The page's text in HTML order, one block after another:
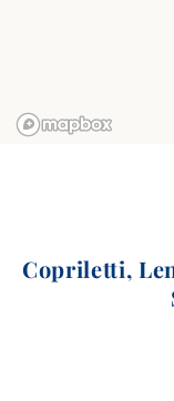
Copriletti,